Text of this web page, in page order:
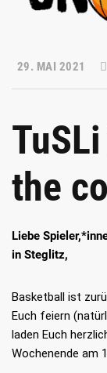
29. MAI 2021
the
Liebe
in Steglitz,
Basketball ist
Euch feiern
laden Euch
Wochenende am